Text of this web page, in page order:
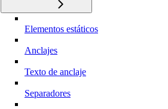
Elementos estáticos
Anclajes
Texto de anclaje
Separadores